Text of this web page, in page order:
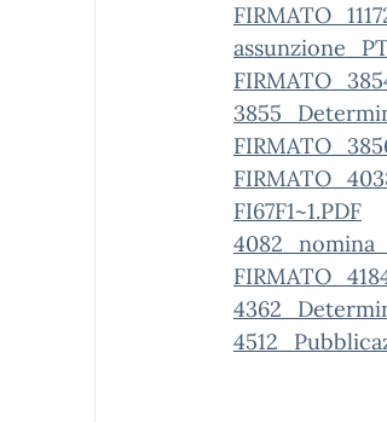
FI67F1~1.PDF